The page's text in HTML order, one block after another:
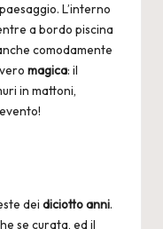
L’interno
a bordo piscina
comodamente
magica: il
in mattoni,
dei diciotto anni.
se curata, ed il